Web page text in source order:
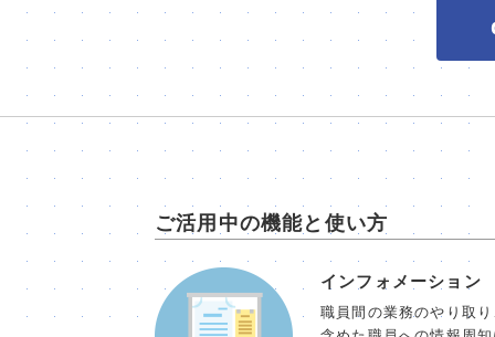
ご活用中の機能と使い方
インフォメーション
職員間の業務のやり取